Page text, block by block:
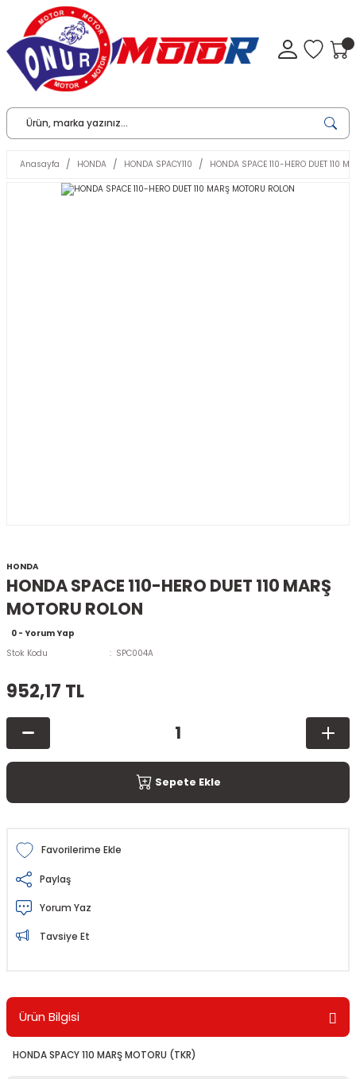
Anasayfa HONDA HONDA SPACY110 HONDA SPACE 110-HERO DUET 110
HONDA
HONDA SPACE 110-HERO DUET 110 MARŞ
MOTORU ROLON
0 - Yorum Yap
Stok Kodu
SPC004A
952,17 TL
Sepete Ekle
Paylaş
Yorum Yaz
Tavsiye Et
Ürün Bilgisi
HONDA SPACY 110 MARŞ MOTORU (TKR)